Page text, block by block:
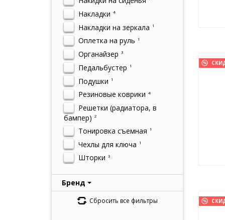
Накладки 4
Накладки на зеркала 1
Оплетка на руль 1
Органайзер 3
Педальбустер 1
Подушки 1
Резиновые коврики 4
Решетки (радиатора, в
бампер) 2
Тонировка съемная 1
Чехлы для ключа 1
Шторки 3
Бренд
Сбросить все фильтры